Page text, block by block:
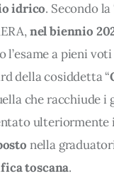
idrico. Secondo
nel biennio
l’esame a pieni
della cosiddetta “
che racchiude i
nella
toscana.